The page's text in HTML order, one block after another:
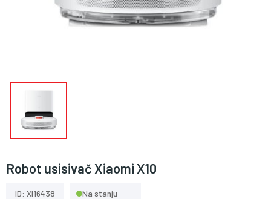
Robot usisivač Xiaomi X10
ID: XI16438 Na stanju